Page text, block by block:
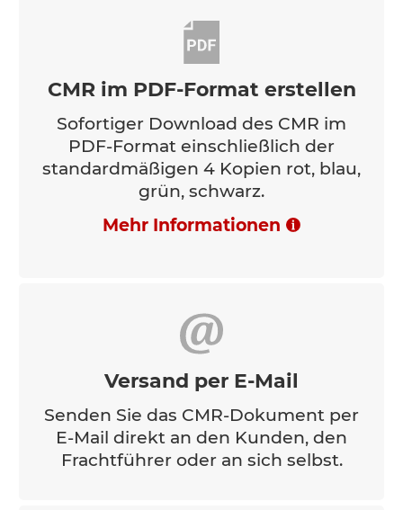
CMR im PDF-Format erstellen
Sofortiger Download des CMR im
PDF-Format einschließlich der
standardmäßigen 4 Kopien rot, blau,
grün, schwarz.
Mehr Informationen
Versand per E-Mail
Senden Sie das CMR-Dokument per
E-Mail direkt an den Kunden, den
Frachtführer oder an sich selbst.